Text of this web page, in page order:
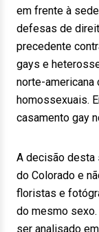
em frente à
defesas de
precedente
gays e
norte-
homossexuais.
casamento gay
A decisão desta
do Colorado e
floristas e
do mesmo
ser analisado